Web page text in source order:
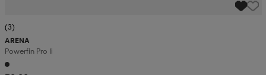
(3)
ARENA
Powerfin Pro Ii